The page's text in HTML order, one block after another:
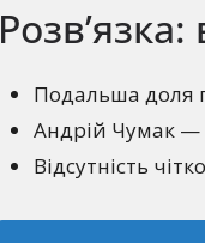
Подальша доля
Андрій Чумак —
Відсутність